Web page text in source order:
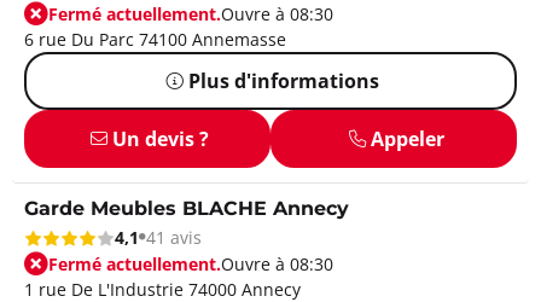
Fermé actuellement.Ouvre à 08:30
6 rue Du Parc 74100 Annemasse
Plus d'informations
Un devis ? Appeler
Garde Meubles BLACHE Annecy
4,1 41 avis
Fermé actuellement.Ouvre à 08:30
1 rue De L'Industrie 74000 Annecy